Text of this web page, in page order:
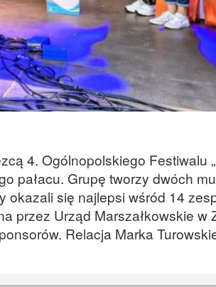
4. Ogólnopolskiego Festiwalu
pałacu. Grupę tworzy dwóch
się najlepsi wśród 14
przez Urząd Marszałkowskie w
Relacja Marka